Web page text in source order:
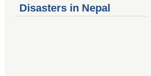
Disasters in Nepal